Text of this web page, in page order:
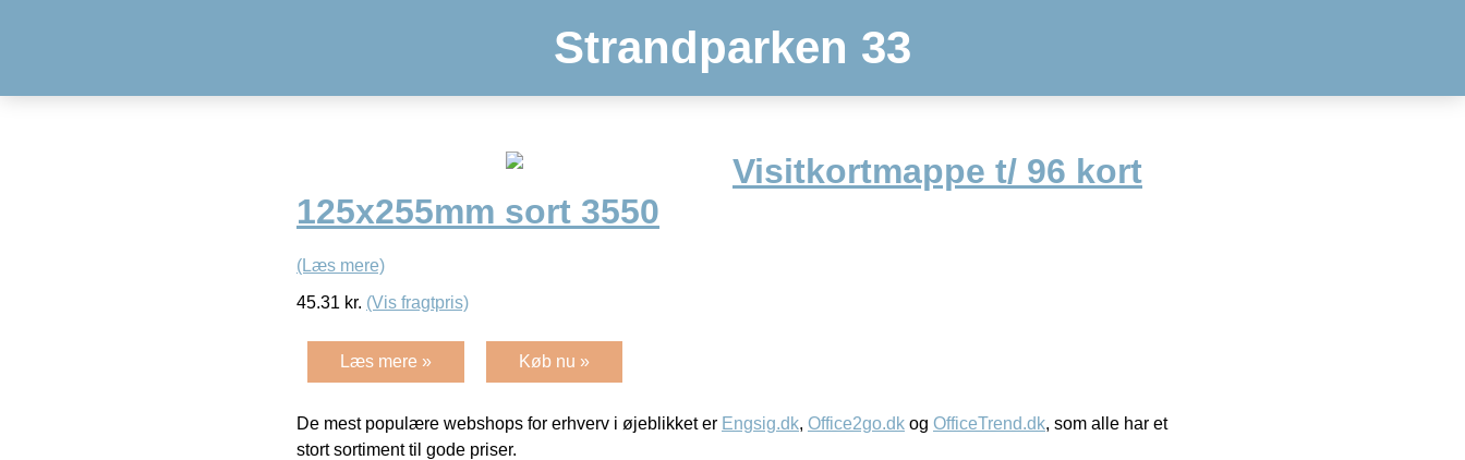
Strandparken 33
Visitkortmappe t/ 96 kort
125x255mm sort 3550
(Læs mere)
45.31 kr. (Vis fragtpris)
Læs mere » Køb nu »
De mest populære webshops for erhverv i øjeblikket er Engsig.dk, Office2go.dk og OfficeTrend.dk, som alle har et
stort sortiment til gode priser.